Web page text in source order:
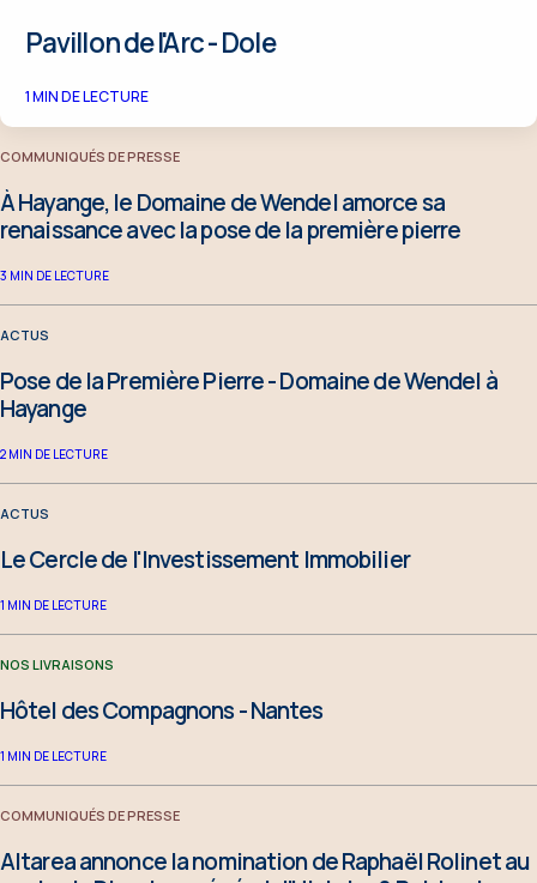
Pavillon de l'Arc - Dole
1MIN DE LECTURE
COMMUNIQUÉS DE PRESSE
À Hayange, le Domaine de Wendel amorce sa
renaissance avec la pose de la première pierre
3 MIN DE LECTURE
ACTUS
Pose de la Première Pierre - Domaine de Wendel à
Hayange
2 MIN DE LECTURE
ACTUS
Le Cercle de l'Investissement Immobilier
1 MIN DE LECTURE
NOS LIVRAISONS
Hôtel des Compagnons - Nantes
1 MIN DE LECTURE
COMMUNIQUÉS DE PRESSE
Altarea annonce la nomination de Raphaël Rolinet au